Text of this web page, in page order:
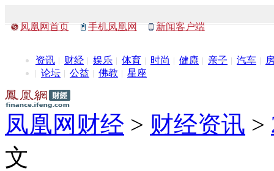
凤凰网首页 手机凤凰网 新闻客户端
资讯 财经 娱乐 体育 时尚 健康 亲子 汽车
论坛
公益 佛教 星座
凤凰网财经 > 财经资讯 >
文